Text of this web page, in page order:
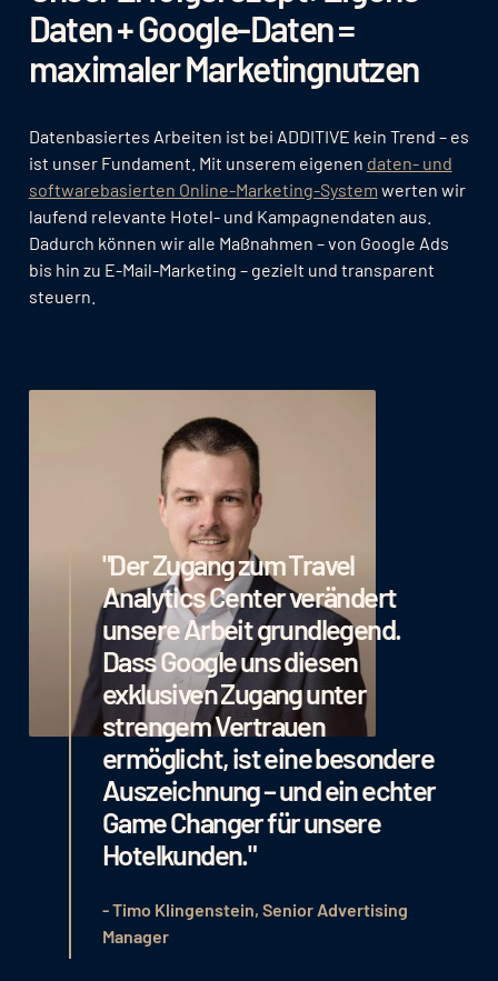
Daten + Google-Daten =
maximaler Marketingnutzen
Datenbasiertes Arbeiten ist bei ADDITIVE kein Trend – es
ist unser Fundament. Mit unserem eigenen daten- und
softwarebasierten Online-Marketing-System werten wir
laufend relevante Hotel- und Kampagnendaten aus.
Dadurch können wir alle Maßnahmen – von Google Ads
bis hin zu E-Mail-Marketing – gezielt und transparent
steuern.
"Der Zugang zum Travel
Analytics Center verändert
unsere Arbeit grundlegend.
Dass Google uns diesen
exklusiven Zugang unter
strengem Vertrauen
ermöglicht, ist eine besondere
Auszeichnung – und ein echter
Game Changer für unsere
Hotelkunden."
- Timo Klingenstein, Senior Advertising
Manager